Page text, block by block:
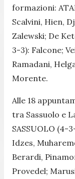
formazioni:
Scalvini, Hien,
Zalewski; De
3-3): Falcone;
Ramadani,
Morente.
Alle 18
tra Sassuolo e
SASSUOLO (4-
Idzes,
Berardi,
Provedel;